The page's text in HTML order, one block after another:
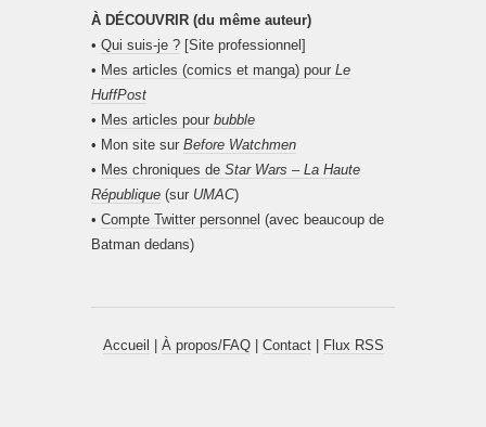
À DÉCOUVRIR (du même auteur)
• Qui suis-je ? [Site professionnel]
• Mes articles (comics et manga) pour Le
HuffPost
• Mes articles pour bubble
• Mon site sur Before Watchmen
• Mes chroniques de Star Wars – La Haute
République (sur UMAC)
• Compte Twitter personnel (avec beaucoup de
Batman dedans)
Accueil | À propos/FAQ| Contact| Flux RSS